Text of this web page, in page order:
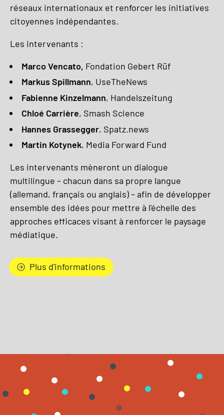
réseaux internationaux et renforcer les initiatives
citoyennes indépendantes.
Les intervenants :
Marco Vencato, Fondation Gebert Rüf
Markus Spillmann, UseTheNews
Fabienne Kinzelmann, Handelszeitung
Chloé Carrière, Smash Science
Hannes Grassegger, Spatz.news
Martin Kotynek, Media Forward Fund
Les intervenants mèneront un dialogue
multilingue – chacun dans sa propre langue
(allemand, français ou anglais) – afin de développer
ensemble des idées pour mettre à l'échelle des
approches efficaces visant à renforcer le paysage
médiatique.
Plus d'informations